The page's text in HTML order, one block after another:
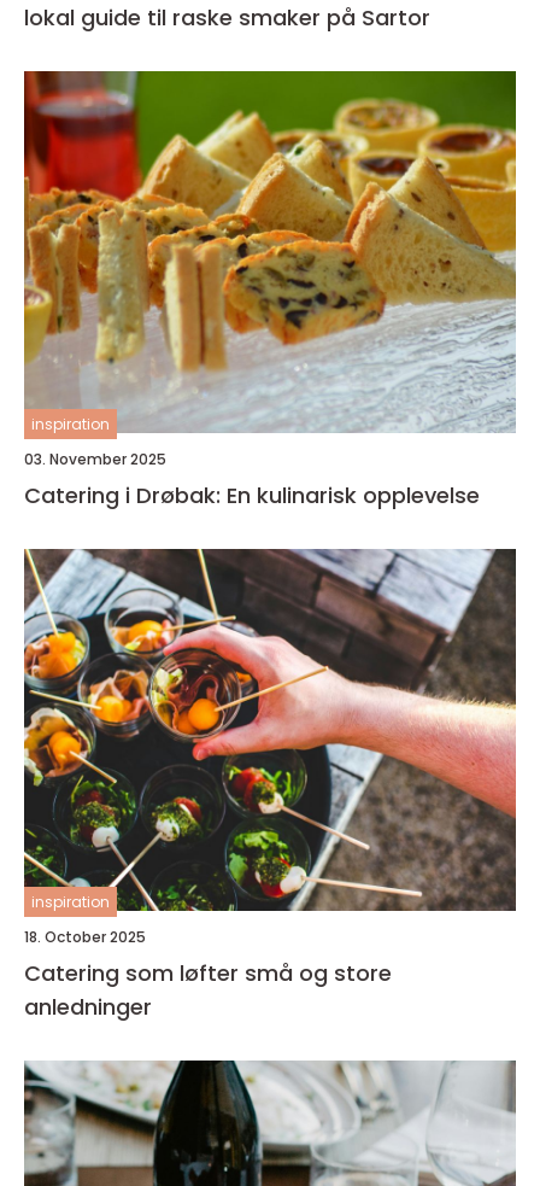
lokal guide til raske smaker på Sartor
inspiration
03. November 2025
Catering i Drøbak: En kulinarisk opplevelse
inspiration
18. October 2025
Catering som løfter små og store
anledninger